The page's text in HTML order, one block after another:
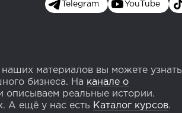
Telegram YouTube
материалов вы можете узнать
бизнеса. На канале о
реальные истории.
А ещё у нас есть Каталог курсов.